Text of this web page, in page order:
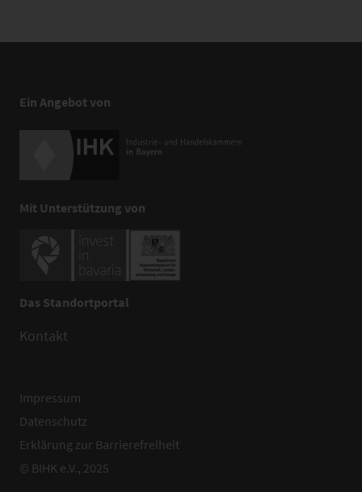
Ein Angebot von
Mit Unterstützung von
Das Standortportal
Kontakt
Impressum
Datenschutz
Erklärung zur Barrierefreiheit
© BIHK e.V., 2025